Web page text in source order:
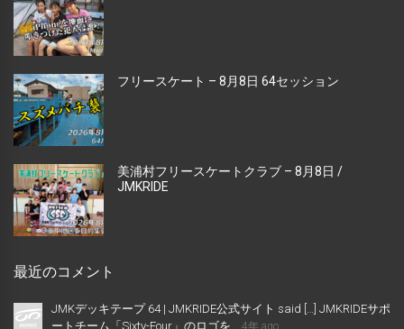
フリースケート – 8月8日 64セッション
美浦村フリースケートクラブ – 8月8日 /
JMKRIDE
最近のコメント
JMKデッキテープ 64 | JMKRIDE公式サイト said […] JMKRIDEサポ
ートチーム「Sixty-Four」のロゴを...
4年 ago